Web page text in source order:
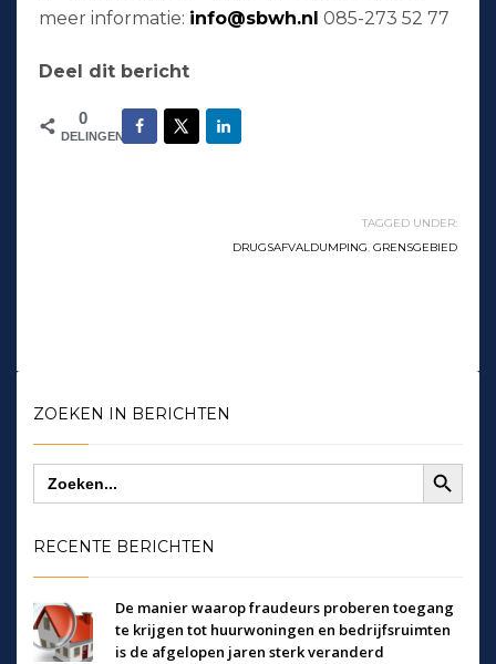
meer informatie: info@sbwh.nl 085-273 52 77
Deel dit bericht
0
DELINGEN
TAGGED UNDER:
DRUGSAFVALDUMPING, GRENSGEBIED
ZOEKEN IN BERICHTEN
Zoek
naar:
Zoekknop
RECENTE BERICHTEN
De manier waarop fraudeurs proberen toegang
te krijgen tot huurwoningen en bedrijfsruimten
is de afgelopen jaren sterk veranderd